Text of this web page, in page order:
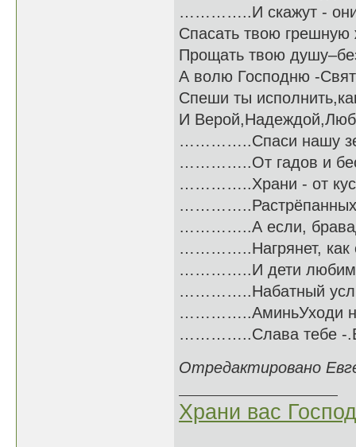
…………..И скажут -
Спасать твою
Прощать твою
А волю Господню -
Спеши ты
И
…………..Спаси нашу
…………..От гадов и
…………..Храни - от
…………..А если,
…………..Нагрянет,
…………..И дети
…………..Набатный
…………..АминьУходи
…………..Слава тебе -
Отредактировано
Храни вас